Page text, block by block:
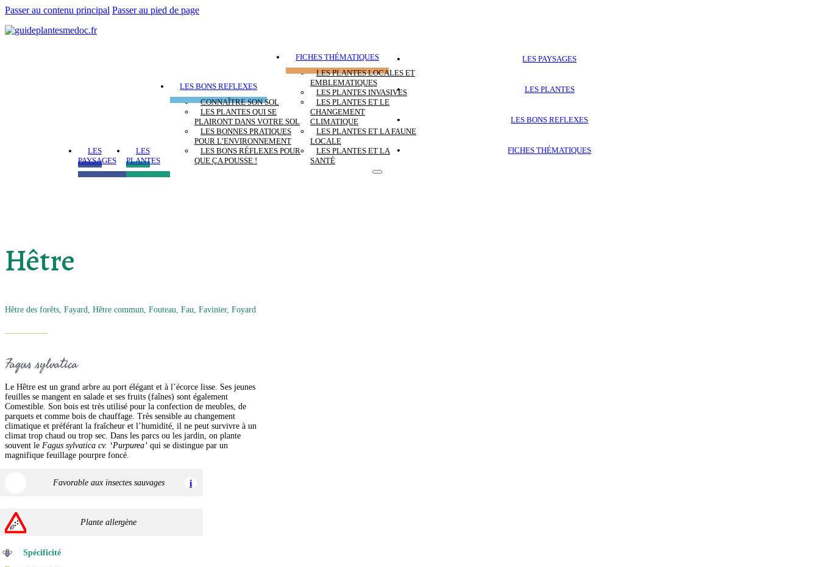
Passer au contenu principal Passer au pied de page
LES
PAYSAGES
LES
PLANTES
LES BONS REFLEXES
CONNAÎTRE SON SOL
LES PLANTES QUI SE
PLAIRONT DANS VOTRE SOL
LES BONNES PRATIQUES
POUR L’ENVIRONNEMENT
LES BONS RÉFLEXES POUR
QUE ÇA POUSSE !
FICHES THÉMATIQUES
LES PLANTES LOCALES ET
EMBLEMATIQUES
LES PLANTES INVASIVES
LES PLANTES ET LE
CHANGEMENT
CLIMATIQUE
LES PLANTES ET LA FAUNE
LOCALE
LES PLANTES ET LA
SANTÉ
LES PAYSAGES
LES PLANTES
LES BONS REFLEXES
FICHES THÉMATIQUES
Hêtre
Hêtre des forêts, Fayard, Hêtre commun, Fouteau, Fau, Favinier, Foyard
Fagus sylvatica
Le Hêtre est un grand arbre au port élégant et à l’écorce lisse. Ses jeunes
feuilles se mangent en salade et ses fruits (faînes) sont également
Comestible. Son bois est très utilisé pour la confection de meubles, de
parquets et comme bois de chauffage. Très sensible au changement
climatique et préférant la fraîcheur et l’humidité, il ne peut survivre à un
climat trop chaud ou trop sec. Dans les parcs ou les jardin, on plante
souvent le Fagus sylvatica cv. ‘Purpurea’ qui se distingue par un
magnifique feuillage pourpre foncé.
Favorable aux insectes sauvages i
Plante allergène
Spécificité